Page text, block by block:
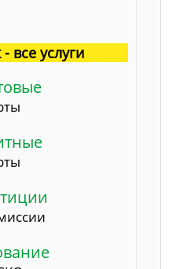
все услуги